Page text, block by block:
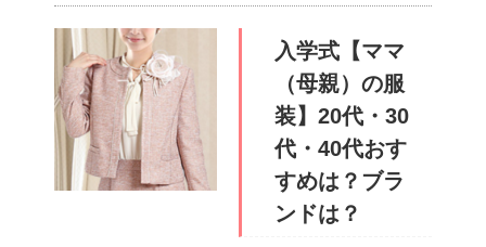
入学式【ママ
（母親）の服
装】20代・30
代・40代おす
すめは？ブラ
ンドは？